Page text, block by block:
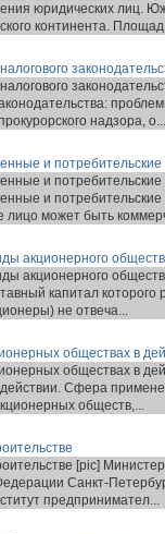
юридических лиц.
континента.
надзора, о...
и
и
и
лицо может быть
акционерного
акционерного
капитал
не отвеча...
обществах в
обществах в
Сфера
обществ,...
[pic]
Санкт-
предпринимател...